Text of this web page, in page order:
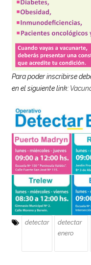
Para poder inscribirse
en el siguiente link:
detectar
detectar
enero